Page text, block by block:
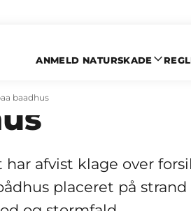
ANMELD NATURSKADE
baadhus
erstatning
har afvist klage over
placeret på